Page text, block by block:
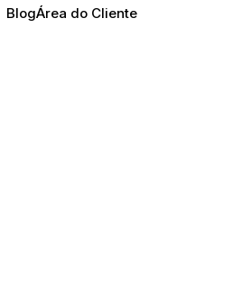
BlogÁrea do Cliente